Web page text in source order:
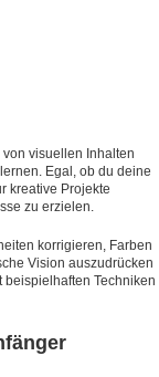
visuellen Inhalten
Egal, ob du deine
kreative Projekte
zu erzielen.
korrigieren, Farben
Vision auszudrücken
Techniken